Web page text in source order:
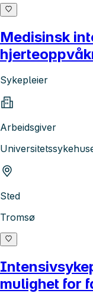
Medisinsk
Sykepleier
Arbeidsgiver
Sted
Tromsø
mulighet for